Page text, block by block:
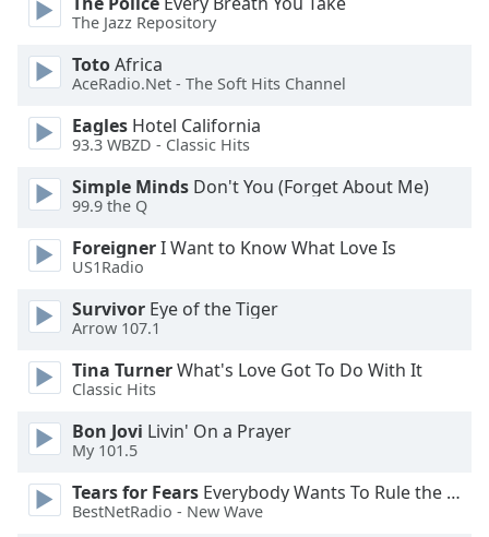
Opacity
Caption
Area
Background
Color
Opacity
Font
Edge
The Jazz Repository
TotoAfrica
AceRadio.Net - The Soft Hits Channel
Eagles Hotel California
93.3 WBZD - Classic Hits
Simple Minds Don't You (Forget About Me)
99.9 the Q
ForeignerI Want to Know What Love Is
US1Radio
Survivor Eye of the Tiger
Arrow 107.1
Tina TurnerWhat's Love Got To Do With It
Classic Hits
Bon Jovi Livin' On a Prayer
My 101.5
Tears for Fears Everybody Wants To Rule the World
BestNetRadio - New Wave